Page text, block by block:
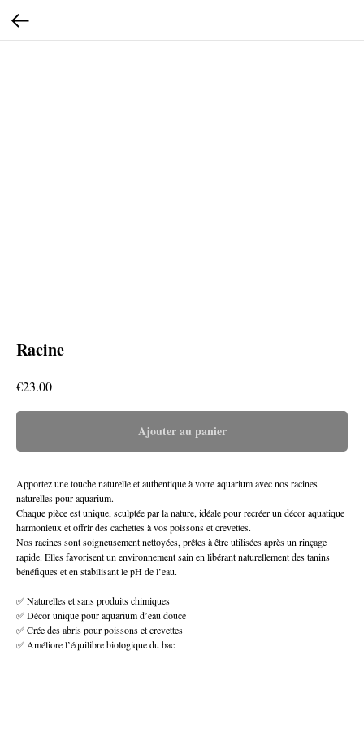
Racine
€23.00
Ajouter au panier
Apportez une touche naturelle et authentique à votre aquarium avec nos racines
naturelles pour aquarium.
Chaque pièce est unique, sculptée par la nature, idéale pour recréer un décor aquatique
harmonieux et offrir des cachettes à vos poissons et crevettes.
Nos racines sont soigneusement nettoyées, prêtes à être utilisées après un rinçage
rapide. Elles favorisent un environnement sain en libérant naturellement des tanins
bénéfiques et en stabilisant le pH de l’eau.
✅ Naturelles et sans produits chimiques
✅ Décor unique pour aquarium d’eau douce
✅ Crée des abris pour poissons et crevettes
✅ Améliore l’équilibre biologique du bac